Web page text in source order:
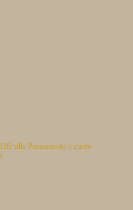
alla Porziuncola il cuore